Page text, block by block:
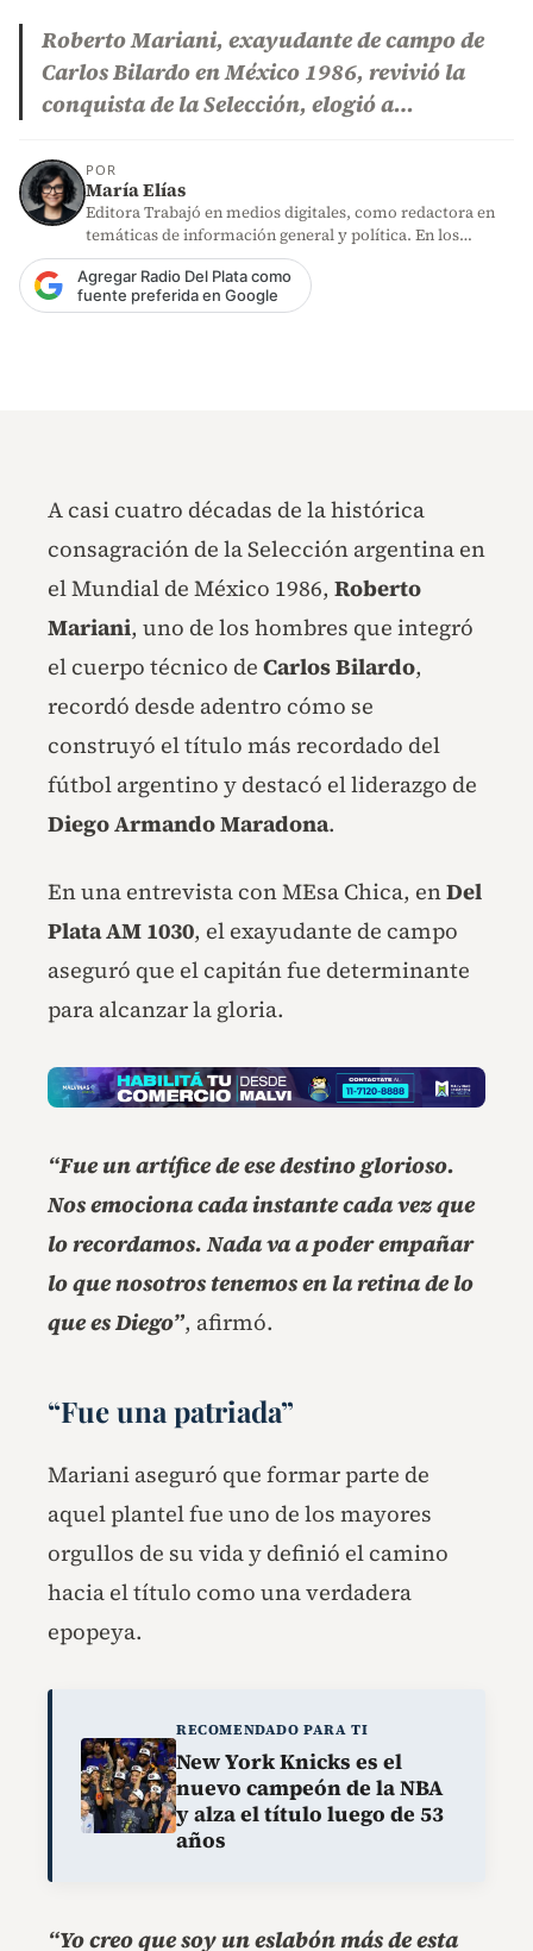
Roberto Mariani, exayudante de campo de
Carlos Bilardo en México 1986, revivió la
conquista de la Selección, elogió a…
POR
María Elías
Editora Trabajó en medios digitales, como redactora en
temáticas de información general y política. En los
últimos años,…
Agregar Radio Del Plata como
fuente preferida en Google
A casi cuatro décadas de la histórica
consagración de la Selección argentina en
el Mundial de México 1986, Roberto
Mariani, uno de los hombres que integró
el cuerpo técnico de Carlos Bilardo,
recordó desde adentro cómo se
construyó el título más recordado del
fútbol argentino y destacó el liderazgo de
Diego Armando Maradona.
En una entrevista con MEsa Chica, enDel
Plata AM 1030, el exayudante de campo
aseguró que el capitán fue determinante
para alcanzar la gloria.
“Fue un artífice de ese destino glorioso.
Nos emociona cada instante cada vez que
lo recordamos. Nada va a poder empañar
lo que nosotros tenemos en la retina de lo
que es Diego”, afirmó.
“Fue una patriada”
Mariani aseguró que formar parte de
aquel plantel fue uno de los mayores
orgullos de su vida y definió el camino
hacia el título como una verdadera
epopeya.
RECOMENDADO PARA TI
New York Knicks es el
nuevo campeón de la NBA
y alza el título luego de 53
años
“Yo creo que soy un eslabón más de esta